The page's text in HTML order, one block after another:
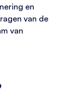
en
van de
van